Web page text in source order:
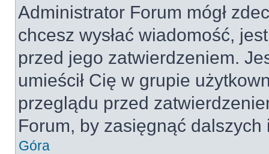
Administrator Forum mógł
chcesz wysłać wiadomość,
przed jego zatwierdzeniem.
umieścił Cię w grupie
przeglądu przed
Forum, by zasięgnąć dalszych
Góra